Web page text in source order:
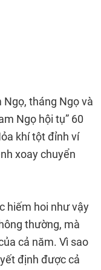
tháng Ngọ và
Ngọ hội tụ” 60
khí tột đỉnh ví
xoay chuyển
hiếm hoi như vậy
thường, mà
cả năm. Vì sao
định được cả